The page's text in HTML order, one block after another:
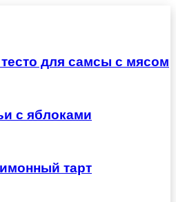
для самсы с мясом
с яблоками
тарт